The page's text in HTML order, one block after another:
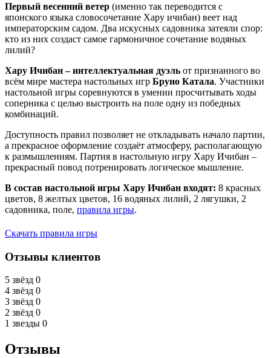
Первый весенний ветер (именно так переводится с
японского языка словосочетание Хару ичибан) веет над
императорским садом. Два искусных садовника затеяли спор:
кто из них создаст самое гармоничное сочетание водяных
лилий?
Хару Ичибан – интеллектуальная дуэль от признанного во
всём мире мастера настольных игр Бруно Катала. Участники
настольной игры соревнуются в умении просчитывать ходы
соперника с целью выстроить на поле одну из победных
комбинаций.
Доступность правил позволяет не откладывать начало партии,
а прекрасное оформление создаёт атмосферу, располагающую
к размышлениям. Партия в настольную игру Хару Ичибан –
прекрасный повод потренировать логическое мышление.
В состав настольной игры Хару Ичибан входят: 8 красных
цветов, 8 желтых цветов, 16 водяных лилий, 2 лягушки, 2
садовника, поле, правила игры.
Скачать правила игры
Отзывы клиентов
5 звёзд 0
4 звёзд 0
3 звёзд 0
2 звёзд 0
1 звезды 0
Отзывы